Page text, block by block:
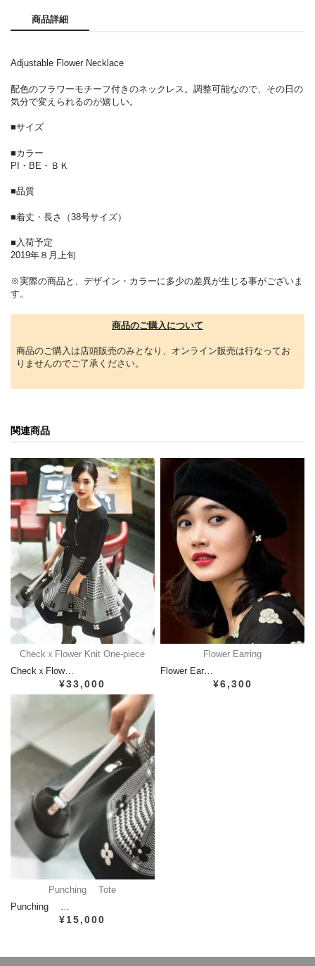
商品詳細
Adjustable Flower Necklace
配色のフラワーモチーフ付きのネックレス。調整可能なので、その日の
気分で変えられるのが嬉しい。
■サイズ
■カラー
PI・BE・ＢＫ
■品質
■着丈・長さ（38号サイズ）
■入荷予定
2019年８月上旬
※実際の商品と、デザイン・カラーに多少の差異が生じる事がございま
す。
商品のご購入について
商品のご購入は店頭販売のみとなり、オンライン販売は行なってお
りませんのでご了承ください。
関連商品
CheckｘFlower Knit One-piece
CheckｘFlow…
¥33,000
Flower Earring
Flower Ear…
¥6,300
Punching Tote
Punching …
¥15,000